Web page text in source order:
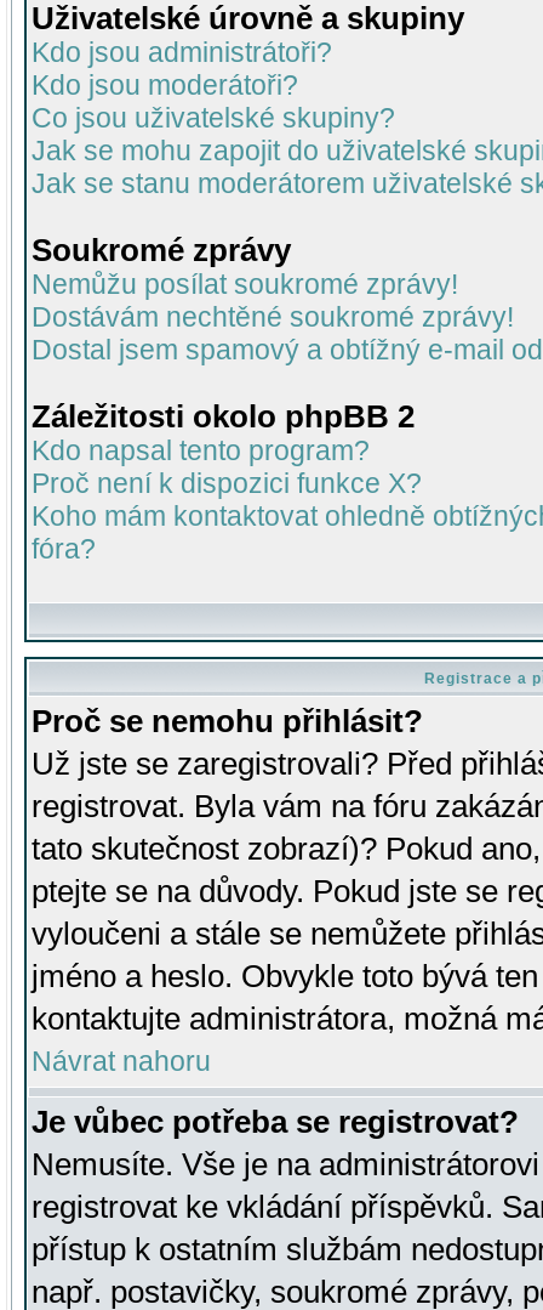
Uživatelské úrovně a skupiny
Kdo jsou administrátoři?
Kdo jsou moderátoři?
Co jsou uživatelské skupiny?
Jak se mohu zapojit do uživatelské
Jak se stanu moderátorem uživatelské
Soukromé zprávy
Nemůžu posílat soukromé zprávy!
Dostávám nechtěné soukromé zprávy!
Dostal jsem spamový a obtížný e-mail
Záležitosti okolo phpBB 2
Kdo napsal tento program?
Proč není k dispozici funkce X?
Koho mám kontaktovat ohledně
fóra?
Registrace a
Proč se nemohu přihlásit?
Už jste se zaregistrovali? Před
registrovat. Byla vám na fóru
tato skutečnost zobrazí)? Pokud
ptejte se na důvody. Pokud jste se
vyloučeni a stále se nemůžete
jméno a heslo. Obvykle toto bývá
kontaktujte administrátora, možná
Návrat nahoru
Je vůbec potřeba se registrovat?
Nemusíte. Vše je na
registrovat ke vkládání příspěvků.
přístup k ostatním službám
např. postavičky, soukromé zprávy,